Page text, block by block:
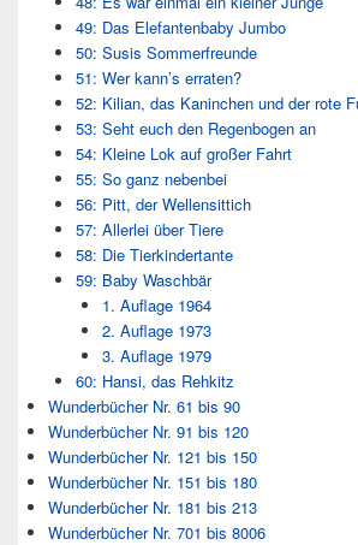
49: Das Elefantenbaby Jumbo
50: Susis Sommerfreunde
51: Wer kann’s erraten?
52: Kilian, das Kaninchen und der rote
53: Seht euch den Regenbogen an
54: Kleine Lok auf großer Fahrt
55: So ganz nebenbei
56: Pitt, der Wellensittich
57: Allerlei über Tiere
58: Die Tierkindertante
59: Baby Waschbär
1. Auflage 1964
2. Auflage 1973
3. Auflage 1979
60: Hansi, das Rehkitz
Wunderbücher Nr. 61 bis 90
Wunderbücher Nr. 91 bis 120
Wunderbücher Nr. 121 bis 150
Wunderbücher Nr. 151 bis 180
Wunderbücher Nr. 181 bis 213
Wunderbücher Nr. 701 bis 8006